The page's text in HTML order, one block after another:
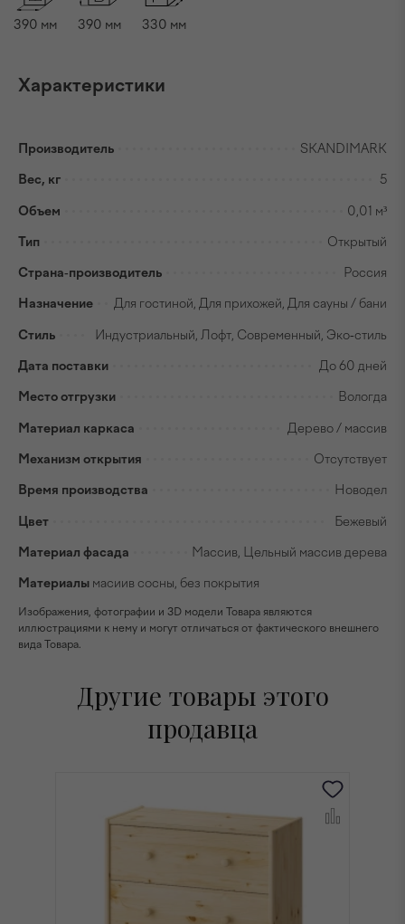
390 мм 390 мм 330 мм
Характеристики
Производитель SKANDIMARK
Вес, кг 5
Объем 0,01 м³
Тип Открытый
Страна-производитель Россия
Назначение Для гостиной, Для прихожей, Для сауны / бани
Стиль Индустриальный, Лофт, Современный, Эко-стиль
Дата поставки До 60 дней
Место отгрузки Вологда
Материал каркаса Дерево / массив
Механизм открытия Отсутствует
Время производства Новодел
Цвет Бежевый
Материал фасада Массив, Цельный массив дерева
Материалы масиив сосны, без покрытия
Изображения, фотографии и 3D модели Товара являются
иллюстрациями к нему и могут отличаться от фактического внешнего
вида Товара.
Другие товары этого
продавца